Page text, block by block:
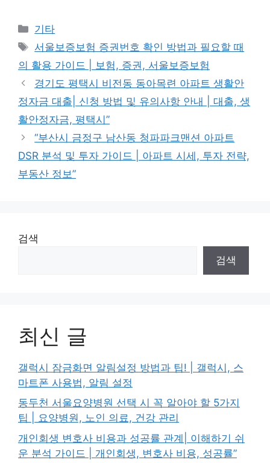
Categories
기타
Tags
서울보증보험 증권번호 확인 방법과 필요할 때
의 활용 가이드 | 보험, 증권, 서울보증보험
경기도 평택시 비전동 동아목련 아파트 생활안
정자금 대출| 신청 방법 및 유의사항 안내 | 대출, 생
활안정자금, 평택시”
“부산시 금정구 남산동 청파파크맨션 아파트
DSR 분석 및 투자 가이드 | 아파트 시세, 투자 전략,
부동산 정보”
검색
검색
최신 글
갤럭시 잠금화면 알림설정 방법과 팁! | 갤럭시, 스
마트폰 사용법, 알림 설정
동두천 서울요양병원 선택 시 꼭 알아야 할 5가지
팁 | 요양병원, 노인 의료, 건강 관리
개인회생 변호사 비용과 성공률 관계| 이해하기 쉬
운 분석 가이드 | 개인회생, 변호사 비용, 성공률”